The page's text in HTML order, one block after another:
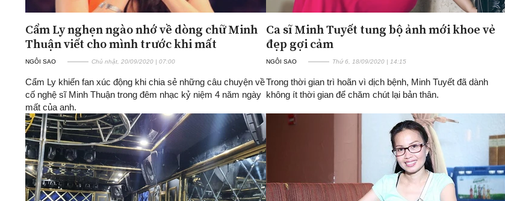
Cẩm Ly nghẹn ngào nhớ về dòng chữ Minh
Thuận viết cho mình trước khi mất
NGÔI SAO Chủ nhật, 20/09/2020 | 07:00
Cẩm Ly khiến fan xúc động khi chia sẻ những câu chuyện về
cố nghệ sĩ Minh Thuận trong đêm nhạc kỷ niệm 4 năm ngày
mất của anh.
Ca sĩ Minh Tuyết tung bộ ảnh mới khoe vẻ
đẹp gợi cảm
NGÔI SAO Thứ 6, 18/09/2020 | 14:15
Trong thời gian trì hoãn vì dịch bệnh, Minh Tuyết đã dành
không ít thời gian để chăm chút lại bản thân.